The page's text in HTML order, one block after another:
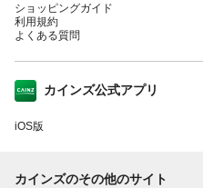
ショッピングガイド
利用規約
よくある質問
カインズ公式アプリ
iOS版
カインズのその他のサイト